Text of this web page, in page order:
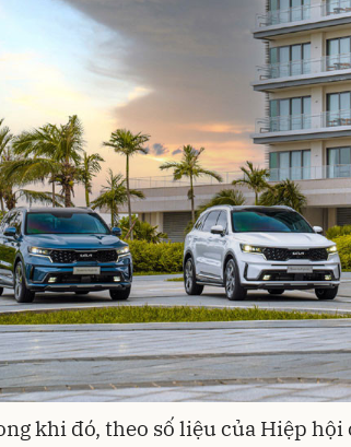
khi đó, theo số liệu của Hiệp hội